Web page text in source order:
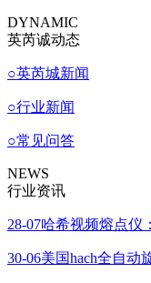
DYNAMIC
英芮诚动态
○英芮城新闻
○行业新闻
○常见问答
NEWS
行业资讯
28-07哈希视频熔点仪
30-06美国hach全自动